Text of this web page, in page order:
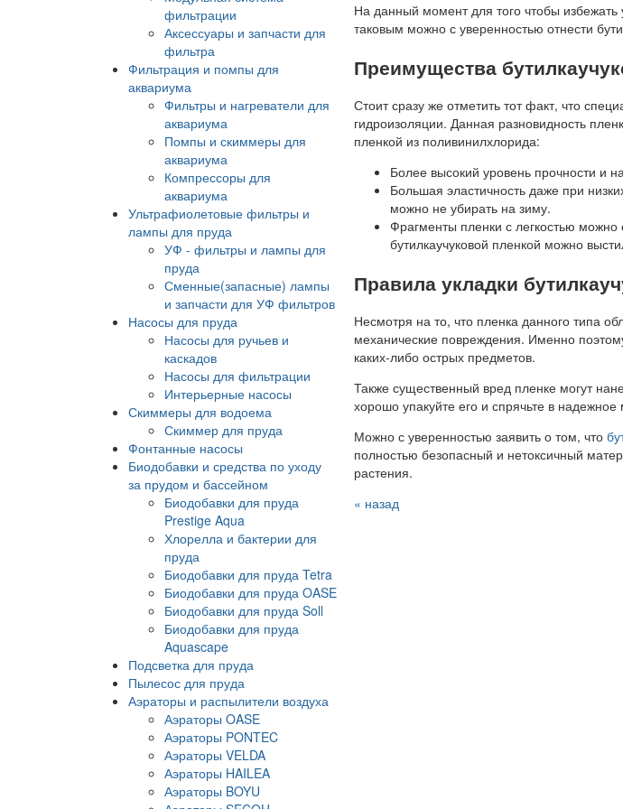
фильтрации
Аксессуары и запчасти для
фильтра
Фильтрация и помпы для
аквариума
Фильтры и нагреватели для
аквариума
Помпы и скиммеры для
аквариума
Компрессоры для
аквариума
Ультрафиолетовые фильтры и
лампы для пруда
УФ - фильтры и лампы для
пруда
Сменные(запасные) лампы
и запчасти для УФ фильтров
Насосы для пруда
Насосы для ручьев и
каскадов
Насосы для фильтрации
Интерьерные насосы
Скиммеры для водоема
Скиммер для пруда
Фонтанные насосы
Биодобавки и средства по уходу
за прудом и бассейном
Биодобавки для пруда
Prestige Aqua
Хлорелла и бактерии для
пруда
Биодобавки для пруда Tetra
Биодобавки для пруда OASE
Биодобавки для пруда Soll
Биодобавки для пруда
Aquascape
Подсветка для пруда
Пылесос для пруда
Аэраторы и распылители воздуха
Аэраторы OASE
Аэраторы PONTEC
Аэраторы VELDA
Аэраторы HAILEA
Аэраторы BOYU
На данный момент для того чтобы
таковым можно с уверенностью отнести
Преимущества
Стоит сразу же отметить тот факт, что
гидроизоляции. Данная разновидность
пленкой из поливинилхлорида:
Более высокий уровень прочности и
Большая эластичность даже при
можно не убирать на зиму.
Фрагменты пленки с легкостью
бутилкаучуковой пленкой можно
Правила укладки
Несмотря на то, что пленка данного типа
механические повреждения. Именно
каких-либо острых предметов.
Также существенный вред пленке могут
хорошо упакуйте его и спрячьте в
Можно с уверенностью заявить о том, что
полностью безопасный и нетоксичный
растения.
« назад